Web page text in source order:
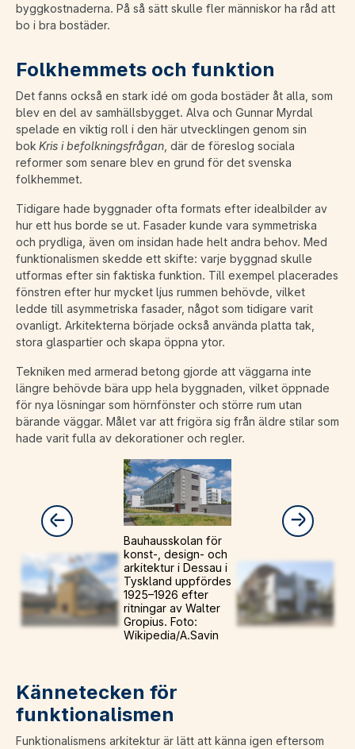
byggkostnaderna. På så sätt skulle fler människor ha råd att
bo i bra bostäder.
Folkhemmets och funktion
Det fanns också en stark idé om goda bostäder åt alla, som
blev en del av samhällsbygget. Alva och Gunnar Myrdal
spelade en viktig roll i den här utvecklingen genom sin
bok Kris i befolkningsfrågan , där de föreslog sociala
reformer som senare blev en grund för det svenska
folkhemmet.
Tidigare hade byggnader ofta formats efter idealbilder av
hur ett hus borde se ut. Fasader kunde vara symmetriska
och prydliga, även om insidan hade helt andra behov. Med
funktionalismen skedde ett skifte: varje byggnad skulle
utformas efter sin faktiska funktion. Till exempel placerades
fönstren efter hur mycket ljus rummen behövde, vilket
ledde till asymmetriska fasader, något som tidigare varit
ovanligt. Arkitekterna började också använda platta tak,
stora glaspartier och skapa öppna ytor.
Tekniken med armerad betong gjorde att väggarna inte
längre behövde bära upp hela byggnaden, vilket öppnade
för nya lösningar som hörnfönster och större rum utan
bärande väggar. Målet var att frigöra sig från äldre stilar som
hade varit fulla av dekorationer och regler.
Bauhausskolan för
konst-, design- och
arkitektur i Dessau i
Tyskland uppfördes
1925–1926 efter
ritningar av Walter
Gropius. Foto:
Wikipedia/A.Savin
Kännetecken för
funktionalismen
Funktionalismens arkitektur är lätt att känna igen eftersom